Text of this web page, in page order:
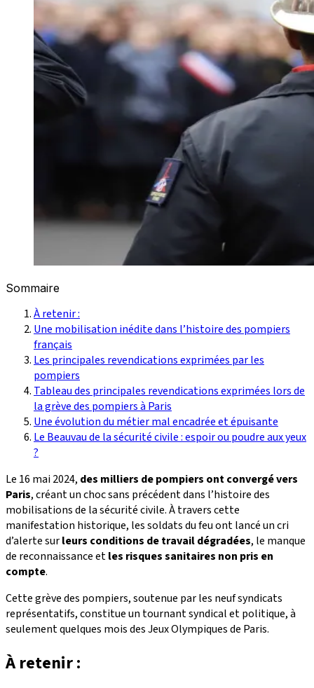
Sommaire
À retenir :
Une mobilisation inédite dans l’histoire des pompiers
français
Les principales revendications exprimées par les
pompiers
Tableau des principales revendications exprimées lors de
la grève des pompiers à Paris
Une évolution du métier mal encadrée et épuisante
Le Beauvau de la sécurité civile : espoir ou poudre aux yeux
?
Le 16 mai 2024, des milliers de pompiers ont convergé vers
Paris, créant un choc sans précédent dans l’histoire des
mobilisations de la sécurité civile. À travers cette
manifestation historique, les soldats du feu ont lancé un cri
d’alerte surleurs conditions de travail dégradées, le manque
de reconnaissance etles risques sanitaires non pris en
compte.
Cette grève des pompiers, soutenue par les neuf syndicats
représentatifs, constitue un tournant syndical et politique, à
seulement quelques mois des Jeux Olympiques de Paris.
À retenir :